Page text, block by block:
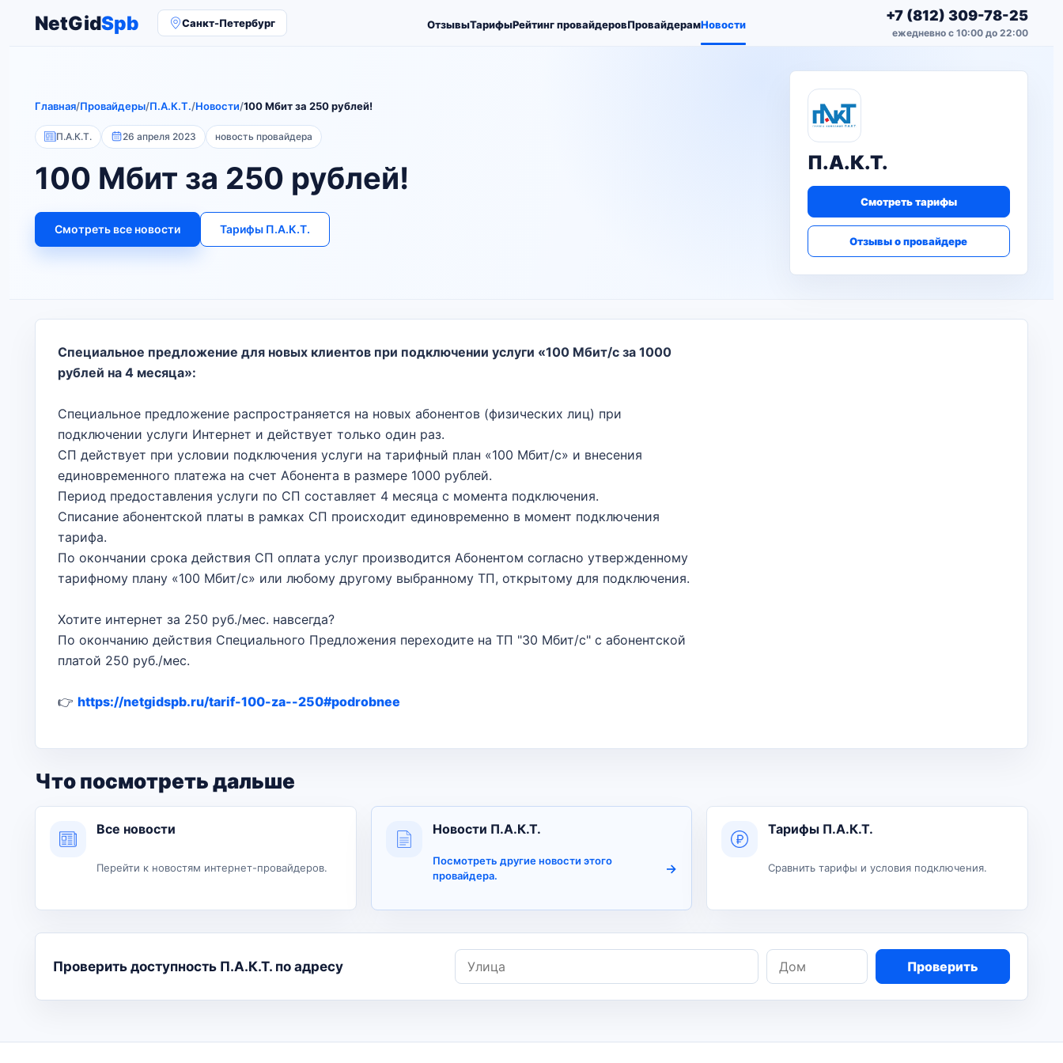
NetGidSpb Санкт-Петербург ОтзывыТарифыРейтинг провайдеровПровайдерамНовости
+7 (812) 309-78-25
ежедневно с 10:00 до 22:00
Главная/Провайдеры/П.А.К.Т./Новости/100 Мбит за 250 рублей!
П.А.К.Т. 26 апреля 2023 новость провайдера
100 Мбит за 250 рублей!
Смотреть все новости Тарифы П.А.К.Т.
П.А.К.Т.
Смотреть тарифы
Отзывы о провайдере
Специальное предложение для новых клиентов при подключении услуги «100 Мбит/с за 1000
рублей на 4 месяца»:
Специальное предложение распространяется на новых абонентов (физических лиц) при
подключении услуги Интернет и действует только один раз.
СП действует при условии подключения услуги на тарифный план «100 Мбит/с» и внесения
единовременного платежа на счет Абонента в размере 1000 рублей.
Период предоставления услуги по СП составляет 4 месяца с момента подключения.
Списание абонентской платы в рамках СП происходит единовременно в момент подключения
тарифа.
По окончании срока действия СП оплата услуг производится Абонентом согласно утвержденному
тарифному плану «100 Мбит/с» или любому другому выбранному ТП, открытому для подключения.
Хотите интернет за 250 руб./мес. навсегда?
По окончанию действия Специального Предложения переходите на ТП "30 Мбит/с" с абонентской
платой 250 руб./мес.
👉 https://netgidspb.ru/tarif-100-za--250#podrobnee
Что посмотреть дальше
Все новости
Перейти к новостям интернет-провайдеров.
Новости П.А.К.Т.
Посмотреть другие новости этого
провайдера.
Тарифы П.А.К.Т.
Сравнить тарифы и условия подключения.
Проверить доступность П.А.К.Т. по адресу
Улица Дом
Проверить